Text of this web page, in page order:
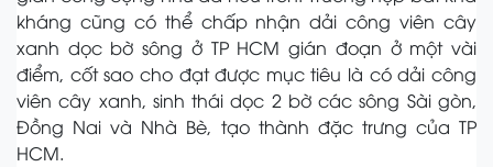
kháng cũng có thể chấp nhận dải công viên cây
xanh dọc bờ sông ở TP HCM gián đoạn ở một vài
điểm, cốt sao cho đạt được mục tiêu là có dải công
viên cây xanh, sinh thái dọc 2 bờ các sông Sài gòn,
Đồng Nai và Nhà Bè, tạo thành đặc trưng của TP
HCM.